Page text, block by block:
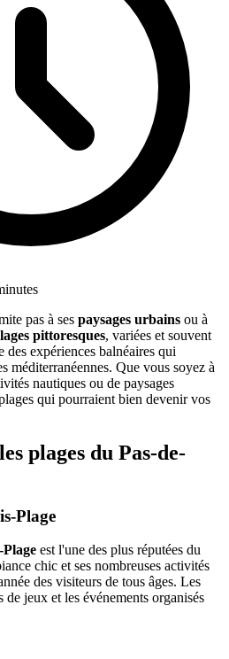
pas à ses paysages urbains ou à
pittoresques, variées et souvent
expériences balnéaires qui
méditerranéennes. Que vous soyez à
nautiques ou de paysages
qui pourraient bien devenir vos
plages du Pas-de-
Plage
est l'une des plus réputées du
chic et ses nombreuses activités
des visiteurs de tous âges. Les
jeux et les événements organisés